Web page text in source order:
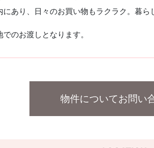
あり、日々のお買い物もラクラク。暮ら
のお渡しとなります。
物件についてお問い